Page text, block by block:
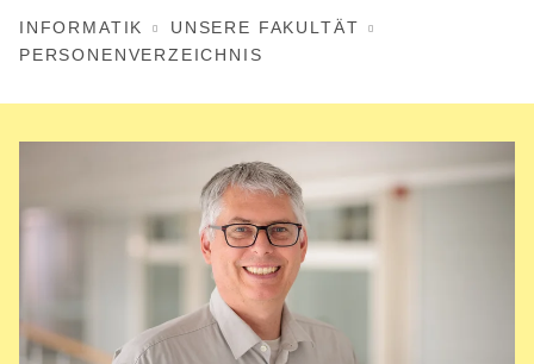
INFORMATIK
UNSERE FAKULTÄT
PERSONENVERZEICHNIS